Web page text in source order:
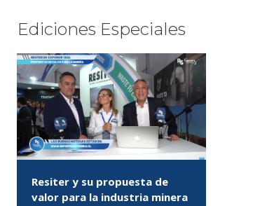
Ediciones Especiales
Resiter y su propuesta de
valor para la industria minera